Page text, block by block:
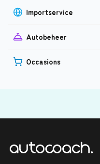
Importservice
Autobeheer
Occasions